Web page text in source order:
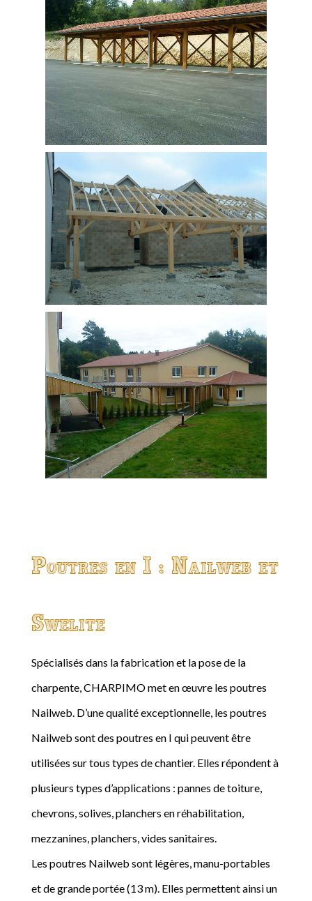
Poutres en I : Nailweb et
Swelite
Spécialisés dans la fabrication et la pose de la
charpente, CHARPIMO met en œuvre les poutres
Nailweb. D’une qualité exceptionnelle, les poutres
Nailweb sont des poutres en I qui peuvent être
utilisées sur tous types de chantier. Elles répondent à
plusieurs types d’applications : pannes de toiture,
chevrons, solives, planchers en réhabilitation,
mezzanines, planchers, vides sanitaires.
Les poutres Nailweb sont légères, manu-portables
et de grande portée (13 m). Elles permettent ainsi un